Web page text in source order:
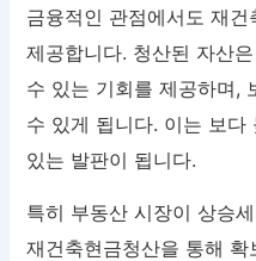
금융적인 관점에서도 재
제공합니다. 청산된 자산
수 있는 기회를 제공하며,
수 있게 됩니다. 이는 보다
있는 발판이 됩니다.
특히 부동산 시장이 상승
재건축현금청산을 통해